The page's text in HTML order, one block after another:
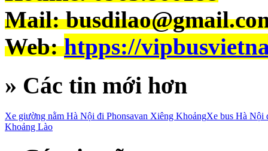
Mail:
Web:htpps://
» Các tin mới hơn
Xe giường nằm Hà Nội đi Phonsavan Xiêng KhoảngXe bus Hà Nội
Khoảng Lào